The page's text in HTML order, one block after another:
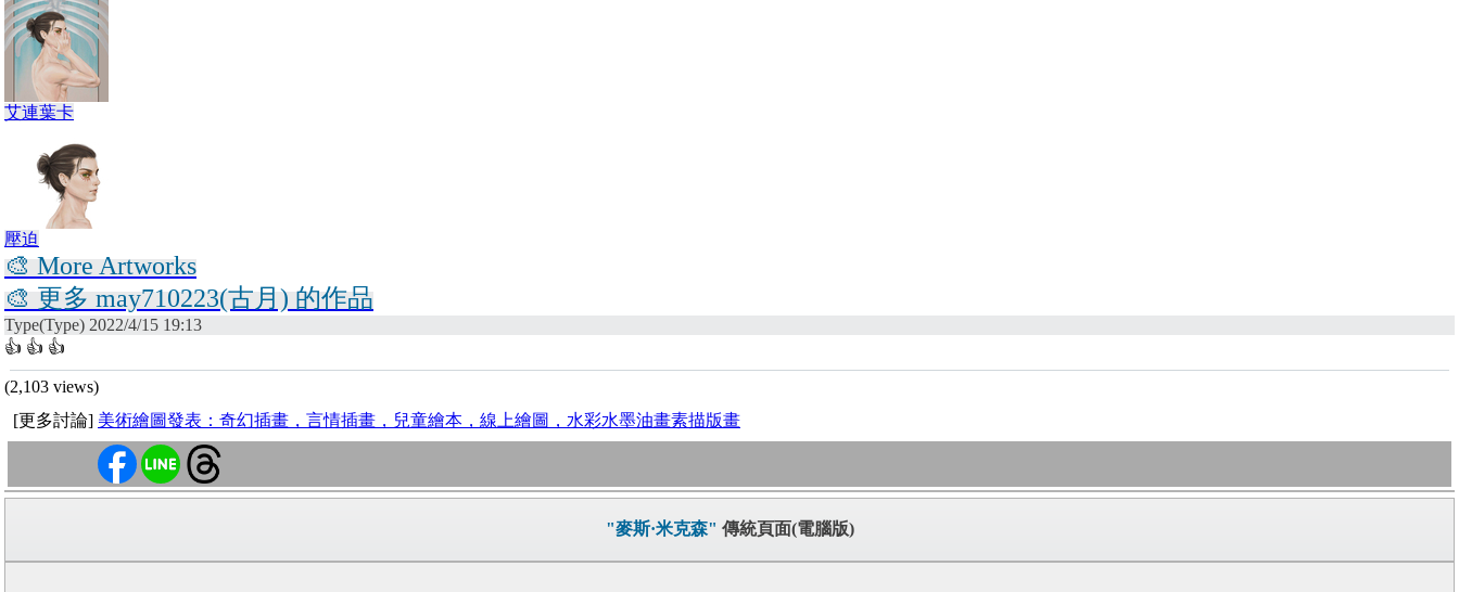
艾連葉卡
壓迫
🎨 More Artworks
🎨 更多 may710223(古月) 的作品
Type(Type) 2022/4/15 19:13
👍 👍 👍
(2,103 views)
[更多討論] 美術繪圖發表：奇幻插畫，言情插畫，兒童繪本，線上繪圖，水彩水墨油畫素描版畫
"麥斯·米克森" 傳統頁面(電腦版)